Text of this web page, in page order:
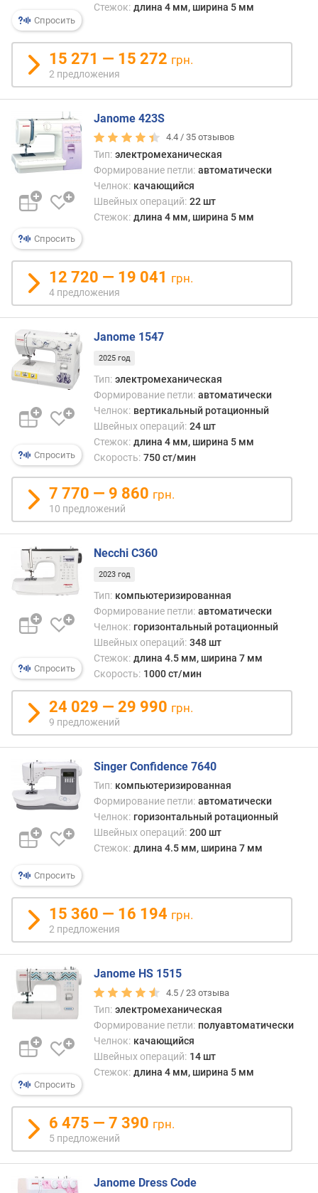
а
с
т
е
(
м
м
)
м
а
с
а
ь
н
а
я
ш
р
и
а
с
т
р
о
ч
и
(
м
)
к
с
и
м
а
л
ь
н
а
я
ы
т
а
п
о
д
ъ
е
м
а
л
п
(
м
м
)
с
к
Спросить
Стежок: длина 4 мм, ширина 5 мм
15 271 — 15 272 грн.
2 предложения
Спросить
Janome 423S
4.4 /35 отзывов
Тип: электромеханическая
Формирование петли: автоматически
Челнок: качающийся
Швейных операций: 22 шт
Стежок: длина 4 мм, ширина 5 мм
12 720 — 19 041 грн.
4 предложения
Спросить
Janome 1547
2025 год
Тип: электромеханическая
Формирование петли: автоматически
Челнок: вертикальный ротационный
Швейных операций: 24 шт
Стежок: длина 4 мм, ширина 5 мм
Скорость: 750 ст/мин
7 770 — 9 860 грн.
10 предложений
Спросить
Necchi C360
2023 год
Тип: компьютеризированная
Формирование петли: автоматически
Челнок: горизонтальный ротационный
Швейных операций: 348 шт
Стежок: длина 4.5 мм, ширина 7 мм
Скорость: 1000 ст/мин
24 029 — 29 990 грн.
9 предложений
Спросить
Singer Confidence 7640
Тип: компьютеризированная
Формирование петли: автоматически
Челнок: горизонтальный ротационный
Швейных операций: 200 шт
Стежок: длина 4.5 мм, ширина 7 мм
15 360 — 16 194 грн.
2 предложения
Спросить
Janome HS 1515
4.5 /23 отзыва
Тип: электромеханическая
Формирование петли: полуавтоматически
Челнок: качающийся
Швейных операций: 14 шт
Стежок: длина 4 мм, ширина 5 мм
6 475 — 7 390 грн.
5 предложений
Janome Dress Code